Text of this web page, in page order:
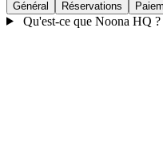
Général Réservations
Qu'est-ce que Noona HQ ?